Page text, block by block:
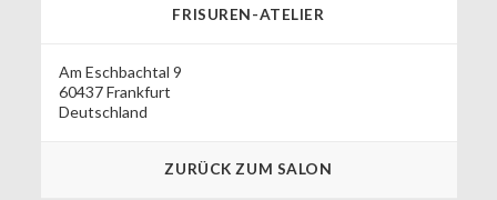
FRISUREN-ATELIER
Am Eschbachtal 9
60437 Frankfurt
Deutschland
ZURÜCK ZUM SALON